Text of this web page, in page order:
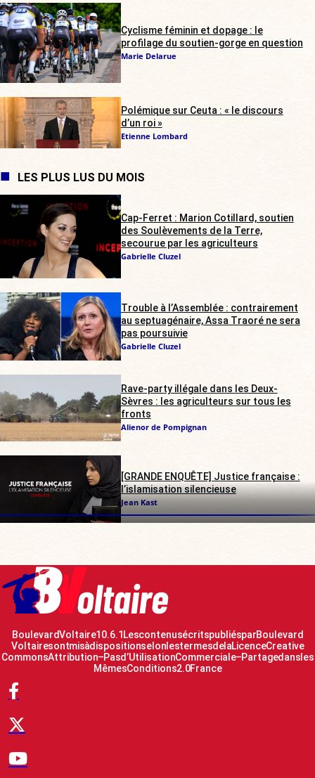
Cyclisme féminin et dopage : le
profilage du soutien-gorge en question
Marie Delarue
Polémique sur Ceuta : « le discours
d’un roi »
Etienne Lombard
LES PLUS LUS DU MOIS
Cap-Ferret : Marion Cotillard, soutien
des Soulèvements de la Terre,
secourue par les agriculteurs
Gabrielle Cluzel
Trouble à l’Assemblée : contrairement
au septuagénaire, Assa Traoré ne sera
pas poursuivie
Gabrielle Cluzel
Rave-party illégale dans les Deux-
Sèvres : les agriculteurs sur tous les
fronts
Alienor de Pompignan
[GRANDE ENQUÊTE] Justice française :
l’islamisation silencieuse
Jean Kast
Boulevard Voltaire 10.6.1 Les contenus écrits publiés par Boulevard
Voltaire sont mis à disposition selon les termes de la Licence Creative
Commons Attribution – Pas d’Utilisation Commerciale – Partage dans les
Mêmes Conditions 2.0 France